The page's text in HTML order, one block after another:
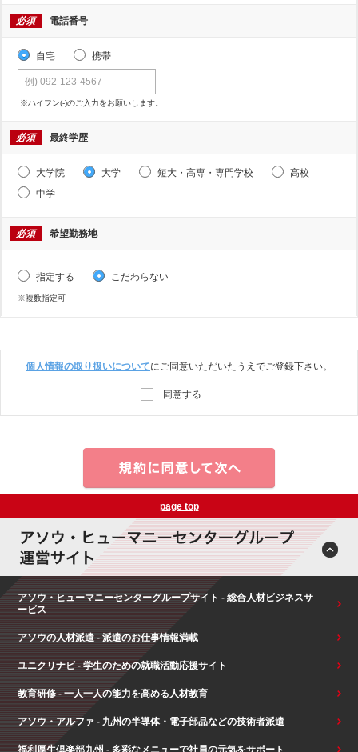
必須 電話番号
自宅 携帯
※ハイフン(-)のご入力をお願いします。
必須 最終学歴
大学院 大学 短大・高専・専門学校
高校
中学
必須 希望勤務地
指定する こだわらない
※複数指定可
個人情報の取り扱いについてにご同意いただいたうえでご登録下さい。
同意する
page top
アソウ・ヒューマニーセンターグループサイト - 総合人材ビジネスサ
ービス
アソウの人材派遣 - 派遣のお仕事情報満載
ユニクリナビ - 学生のための就職活動応援サイト
教育研修 - 一人一人の能力を高める人材教育
アソウ・アルファ - 九州の半導体・電子部品などの技術者派遣
福利厚生倶楽部九州 - 多彩なメニューで社員の元気をサポート